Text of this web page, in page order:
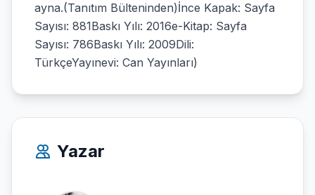
ayna.(Tanıtım Bülteninden)İnce Kapak: Sayfa
Sayısı: 881Baskı Yılı: 2016e-Kitap: Sayfa
Sayısı: 786Baskı Yılı: 2009Dili:
TürkçeYayınevi: Can Yayınları)
Yazar